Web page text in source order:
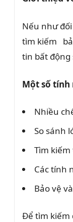
Nếu như
tìm kiếm
tin bất động
Một số
Nhiều
So sánh
Tìm
Các tính
Bảo vệ
Để tìm kiếm